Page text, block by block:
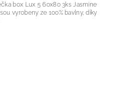
box Lux 5 60x80 3ks Jasmine
vyrobeny ze 100% bavlny, díky